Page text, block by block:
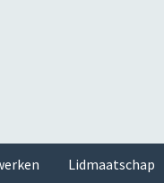
Lidmaatschap